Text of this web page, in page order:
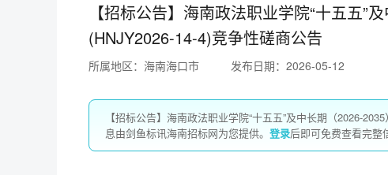
【招标公告】海南政法职业学院“十五五”
(HNJY2026-14-4)竞争性磋商公告
所属地区：海南海口市 发布日期：2026-05-12
【招标公告】海南政法职业学院“十五五”及中长期（2026-
息由剑鱼标讯海南招标网为您提供。 登录后即可免费查看完整